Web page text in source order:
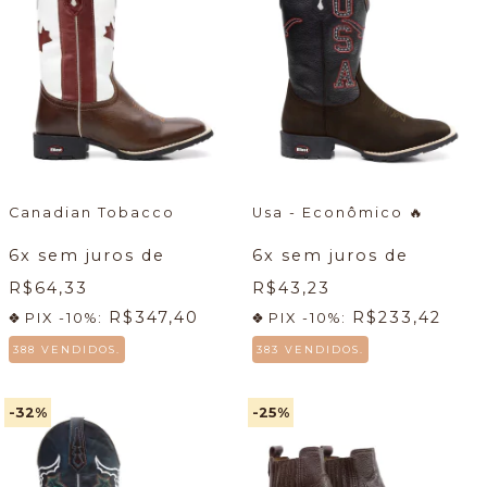
Canadian Tobacco
6x sem juros de
R$64,33
PIX -10%: R$347,40
388 VENDIDOS.
Usa - Econômico 🔥
6x sem juros de
R$43,23
PIX -10%: R$233,42
383 VENDIDOS.
-32% -25%